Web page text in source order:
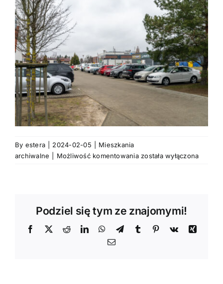
By estera 2024-02-05
Mieszkania
archiwalne
Możliwość komentowania Eleganckie
Suchy
została wyłączona
Podziel się tym ze znajomymi!
Facebook
X RedditLinkedInWhatsApp
TelegramTumblr Pinterest
Vk
Xing
Email